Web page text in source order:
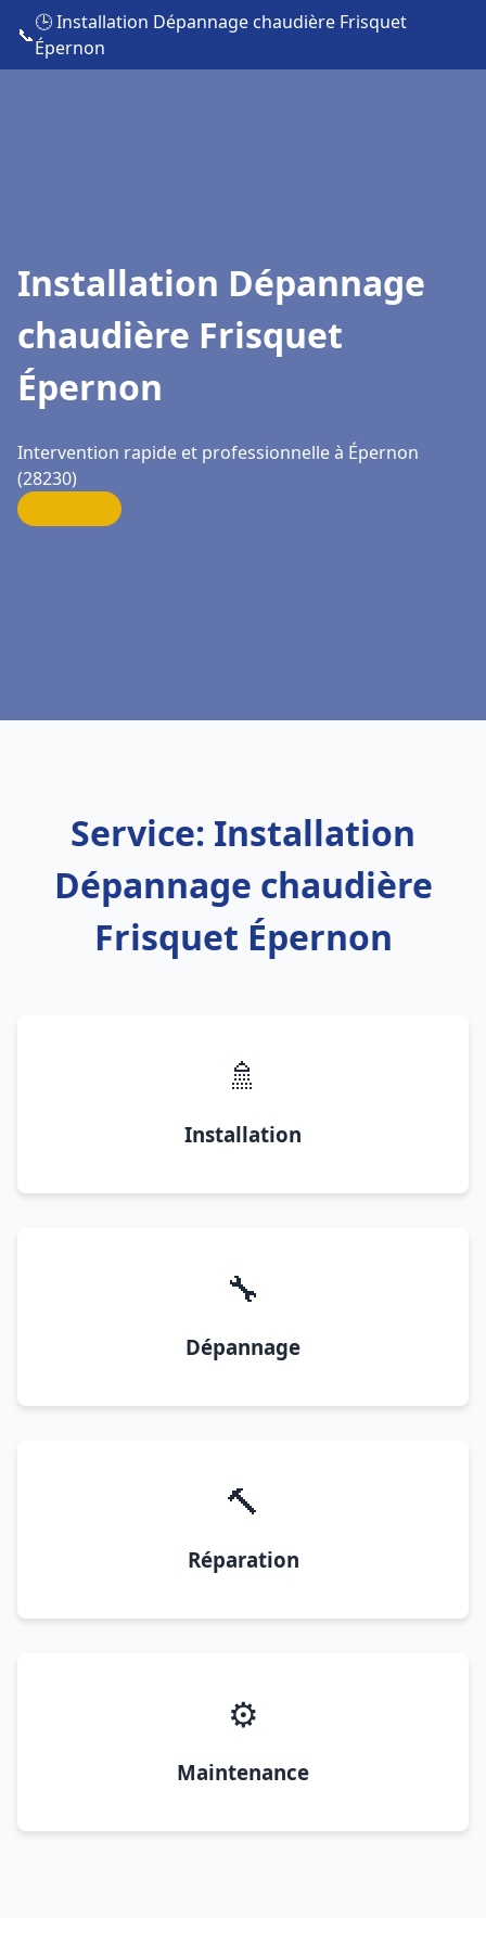
📞
🕒 Installation Dépannage chaudière Frisquet
Épernon
Installation Dépannage
chaudière Frisquet
Épernon
Intervention rapide et professionnelle à Épernon
(28230)
Service: Installation
Dépannage chaudière
Frisquet Épernon
🚿
Installation
🔧
Dépannage
🔨
Réparation
⚙️
Maintenance